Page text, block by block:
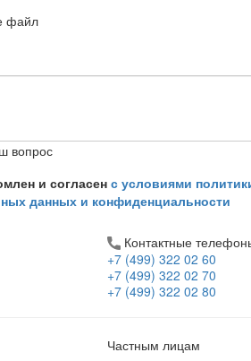
файл
вопрос
и согласенс условиями
данных и конфиденциальности
Контактные
+7 (499) 322 02 60
+7 (499) 322 02 70
+7 (499) 322 02 80
Частным лицам